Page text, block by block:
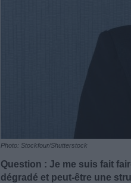
Photo: Stockfour/Shutterstock
Question : Je me suis fait
dégradé et peut-être une